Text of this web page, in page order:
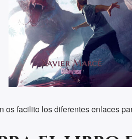
os facilito los diferentes enlaces